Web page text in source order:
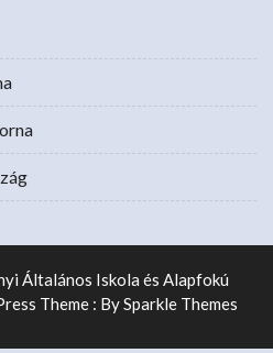
Általános Iskola és Alapfokú
Theme : BySparkle Themes